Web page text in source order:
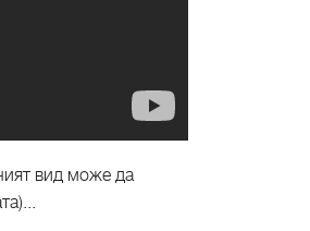
вид може да